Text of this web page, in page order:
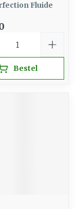
Fluide
Bestel